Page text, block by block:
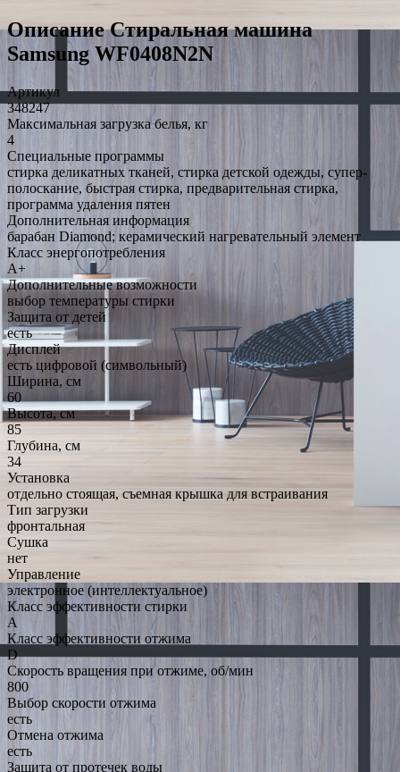
Описание Стиральная машина
Samsung WF0408N2N
Артикул
348247
Максимальная загрузка белья, кг
4
Специальные программы
стирка деликатных тканей, стирка детской одежды, супер-
полоскание, быстрая стирка, предварительная стирка,
программа удаления пятен
Дополнительная информация
барабан Diamond; керамический нагревательный элемент
Класс энергопотребления
A+
Дополнительные возможности
выбор температуры стирки
Защита от детей
есть
Дисплей
есть цифровой (символьный)
Ширина, см
60
Высота, см
85
Глубина, см
34
Установка
отдельно стоящая, съемная крышка для встраивания
Тип загрузки
фронтальная
Сушка
нет
Управление
электронное (интеллектуальное)
Класс эффективности стирки
A
Класс эффективности отжима
D
Скорость вращения при отжиме, об/мин
800
Выбор скорости отжима
есть
Отмена отжима
есть
Защита от протечек воды